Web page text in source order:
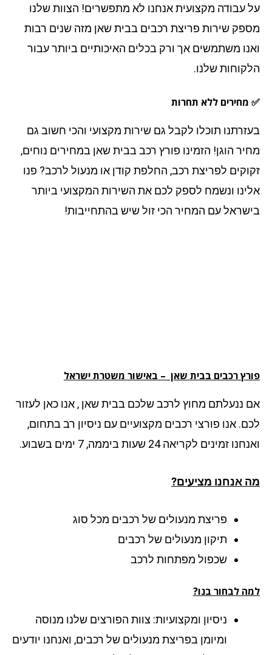
עבודה מקצועית אנחנו לא מתפשרים! הצוות שלנו
שירות פריצת רכבים בבית שאן מזה שנים רבות
משתמשים אך ורק בכלים האיכותיים ביותר עבור
שלנו.
מחירים ללא תחרות
תוכלו לקבל גם שירות מקצועי והכי חשוב גם
הוגן! הזמינו פורץ רכב בבית שאן במחירים נוחים,
לפריצת רכב, החלפת קודן או מנעול לרכב? פנו
ונשמח לספק לכם את השירות המקצועי ביותר
עם המחיר הכי זול שיש בהתחייבות!
רכבים בבית שאן – באישור משטרת ישראל
ננעלתם מחוץ לרכב שלכם בבית שאן , אנו כאן לעזור
אנו פורצי רכבים מקצועיים עם ניסיון רב בתחום,
זמינים לקריאה 24 שעות ביממה, 7 ימים בשבוע.
אנחנו מציעים?
פריצת מנעולים של רכבים מכל סוג
תיקון מנעולים של רכבים
שכפול מפתחות לרכב
לבחור בנו?
ניסיון ומקצועיות: צוות הפורצים שלנו מנוסה
ומיומן בפריצת מנעולים של רכבים, ואנחנו יודעים